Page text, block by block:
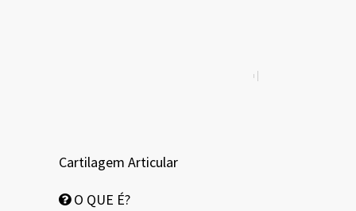
Cartilagem Articular
O QUE É?